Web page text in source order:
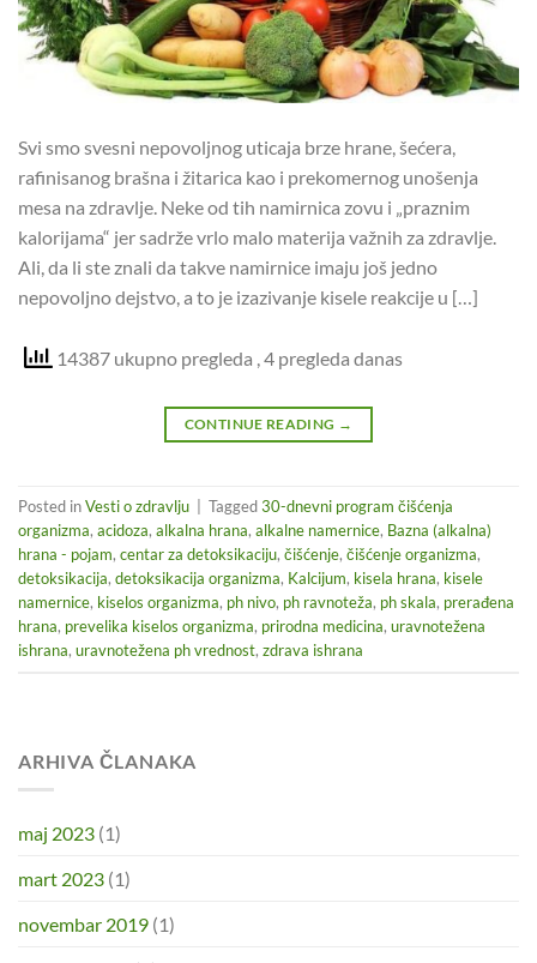
Svi smo svesni nepovoljnog uticaja brze hrane, šećera,
rafinisanog brašna i žitarica kao i prekomernog unošenja
mesa na zdravlje. Neke od tih namirnica zovu i „praznim
kalorijama“ jer sadrže vrlo malo materija važnih za zdravlje.
Ali, da li ste znali da takve namirnice imaju još jedno
nepovoljno dejstvo, a to je izazivanje kisele reakcije u […]
14387 ukupno pregleda , 4 pregleda danas
CONTINUE READING →
Posted inVesti o zdravlju Tagged30-dnevni program čišćenja
organizma, acidoza, alkalna hrana, alkalne namernice, Bazna (alkalna)
hrana - pojam, centar za detoksikaciju, čišćenje, čišćenje organizma,
detoksikacija, detoksikacija organizma, Kalcijum, kisela hrana, kisele
namernice, kiselos organizma, ph nivo, ph ravnoteža, ph skala, prerađena
hrana, prevelika kiselos organizma, prirodna medicina, uravnotežena
ishrana, uravnotežena ph vrednost, zdrava ishrana
ARHIVA ČLANAKA
maj 2023 (1)
mart 2023 (1)
novembar 2019 (1)